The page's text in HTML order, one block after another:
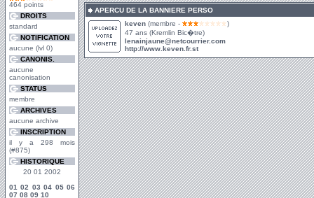
464 points
DROITS
standard
NOTIFICATION
aucune (lvl 0)
CANONIS.
aucune
canonisation
STATUS
membre
ARCHIVES
aucune archive
INSCRIPTION
il y a 298 mois
(#875)
HISTORIQUE
20 01 2002
01 02 03 04 05 06
07 08 09 10
APERCU DE LA BANNIERE PERSO
keven (membre -
)
47 ans (Kremlin Bic�tre)
lenainjaune@netcourrier.com
http://www.keven.fr.st